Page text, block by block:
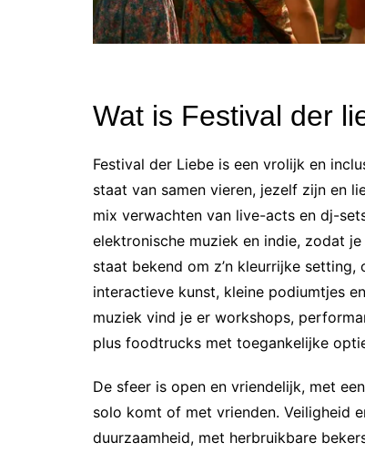
Wat is Festival der
Festival der Liebe is een vrolijk en
staat van samen vieren, jezelf zijn en
mix verwachten van live-acts en dj-
elektronische muziek en indie, zodat
staat bekend om z’n kleurrijke
interactieve kunst, kleine podiumtjes
muziek vind je er workshops,
plus foodtrucks met toegankelijke
De sfeer is open en vriendelijk, met
solo komt of met vrienden. Veiligheid
duurzaamheid, met herbruikbare